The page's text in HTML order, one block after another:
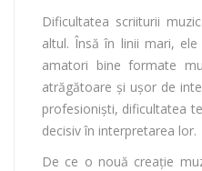
Dificultatea scriiturii
altul. Însă în linii mari,
amatori bine formate
atrăgătoare și ușor de
profesioniști, dificultatea
decisiv în interpretarea lor.
De ce o nouă creație